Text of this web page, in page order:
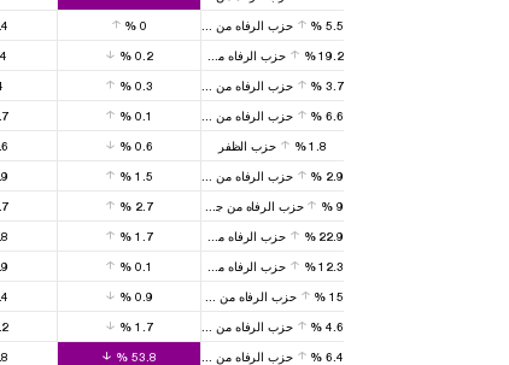
% 0 % 5.5 حزب الرفاه من جديد
%0.2 %19.2 حزب الرفاه من جديد
%0.3 % 3.7 حزب الرفاه من جديد
%0.1 % 6.6 حزب الرفاه من جديد
%0.6 %1.8 حزب الظفر
%1.5 % 2.9 حزب الرفاه من جديد
%2.7 % 9 حزب الرفاه من جديد
%1.7 %22.9 حزب الرفاه من جديد
%0.1 %12.3 حزب الرفاه من جديد
%0.9 % 15 حزب الرفاه من جديد
%1.7 % 4.6 حزب الرفاه من جديد
%53.8 % 6.4 حزب الرفاه من جديد